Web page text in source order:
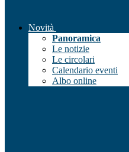
Novità
Panoramica
Le notizie
Le circolari
Calendario eventi
Albo online